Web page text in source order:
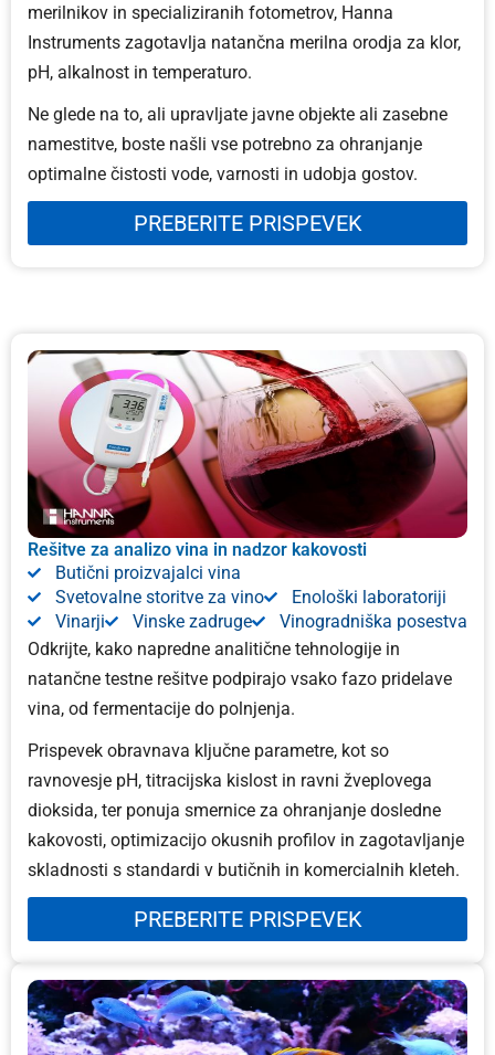
merilnikov in specializiranih fotometrov, Hanna
Instruments zagotavlja natančna merilna orodja za klor,
pH, alkalnost in temperaturo.
Ne glede na to, ali upravljate javne objekte ali zasebne
namestitve, boste našli vse potrebno za ohranjanje
optimalne čistosti vode, varnosti in udobja gostov.
PREBERITE PRISPEVEK
Rešitve za analizo vina in nadzor kakovosti
Butični proizvajalci vina
Svetovalne storitve za vino
Enološki laboratoriji
Vinarji
Vinske zadruge
Vinogradniška posestva
Odkrijte, kako napredne analitične tehnologije in
natančne testne rešitve podpirajo vsako fazo pridelave
vina, od fermentacije do polnjenja.
Prispevek obravnava ključne parametre, kot so
ravnovesje pH, titracijska kislost in ravni žveplovega
dioksida, ter ponuja smernice za ohranjanje dosledne
kakovosti, optimizacijo okusnih profilov in zagotavljanje
skladnosti s standardi v butičnih in komercialnih kleteh.
PREBERITE PRISPEVEK